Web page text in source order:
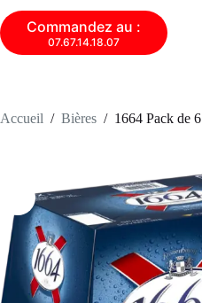
Commandez au :
07.67.14.18.07
Accueil / Bières / 1664 Pack de 6